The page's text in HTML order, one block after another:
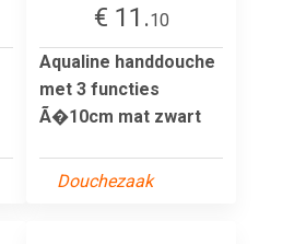
€ 11.10
Aqualine handdouche
met 3 functies
Ã�10cm mat zwart
Douchezaak